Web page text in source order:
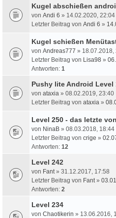
Kugel abschießen
von Andi 6 » 14.02.2020, 22:04
Letzter Beitrag von Andi 6 »
Kugel schießen
von Andreas777 » 18.07.2018,
Letzter Beitrag von Lisa98 »
Antworten: 1
Pushy lite Android Level
von ataxia » 08.02.2019, 23:40
Letzter Beitrag von ataxia »
Level 250 - das letzte
von NinaB » 08.03.2018, 18:44
Letzter Beitrag von crige »
Antworten: 12
Level 242
von Fant» 31.12.2017, 17:58
Letzter Beitrag von Fant»
Antworten: 2
Level 234
von Chaotikerin » 13.06.2016,